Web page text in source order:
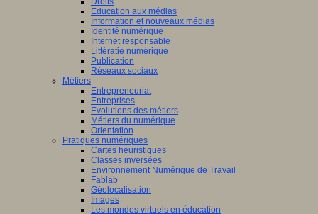
Education aux médias
Information et nouveaux médias
Identité numérique
Internet responsable
Littératie numérique
Publication
Réseaux sociaux
Métiers
Entrepreneuriat
Entreprises
Evolutions des métiers
Métiers du numérique
Orientation
Pratiques numériques
Cartes heuristiques
Classes inversées
Environnement Numérique de Travail
Fablab
Géolocalisation
Images
Les mondes virtuels en éducation